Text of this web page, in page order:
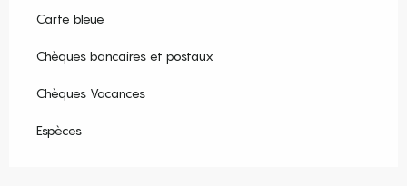
Carte bleue
Chèques bancaires et postaux
Chèques Vacances
Espèces